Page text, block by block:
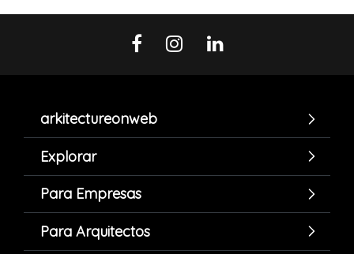
arkitectureonweb
Explorar
Para Empresas
Para Arquitectos